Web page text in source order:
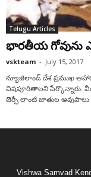
Telugu Articles
భారతీయ గోవును
vskteam - July 15, 2017
న్యూజిలాండ్‌ దేశ ప్రముఖ
విషపూరితాలని పేర్కొన్నారు.
జెర్సీ లాంటి జాతుల ఆవుపాలు
Vishwa Samvad